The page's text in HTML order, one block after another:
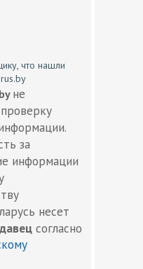
что нашли
не
за
информации
несет
согласно